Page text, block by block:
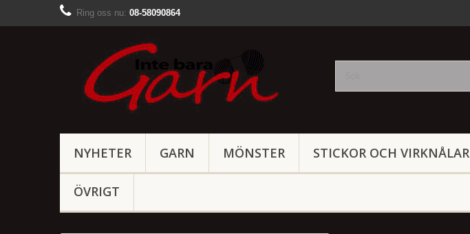
Ring oss nu: 08-58090864
NYHETER GARN MÖNSTER STICKOR OCH VIRKNÅLAR
ÖVRIGT